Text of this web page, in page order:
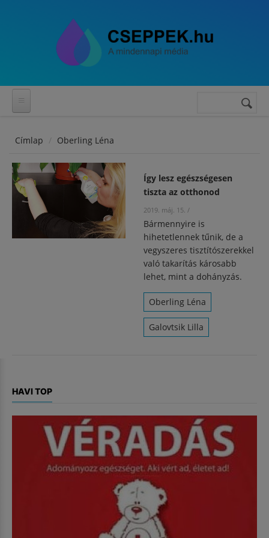
Keresés
Címlap Oberling Léna
Így lesz egészségesen
tiszta az otthonod
2019. máj. 15. /
Bármennyire is
hihetetlennek tűnik, de a
vegyszeres tisztítószerekkel
való takarítás károsabb
lehet, mint a dohányzás.
Oberling Léna
Galovtsik Lilla
HAVI TOP